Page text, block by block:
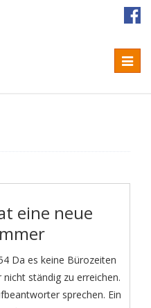
eine neue
Da es keine Bürozeiten
ständig zu erreichen.
sprechen. Ein